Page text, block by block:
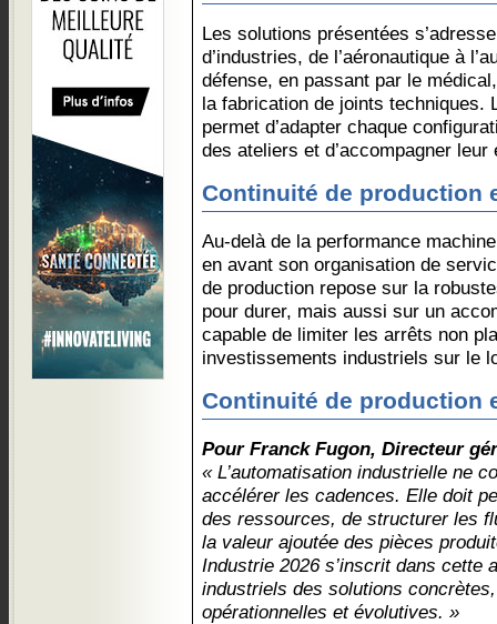
Les solutions présentées
d’industries, de l’aéronautique à
défense, en passant par le
la fabrication de joints techniques.
permet d’adapter chaque
des ateliers et d’accompagner
Continuité de production
Au-delà de la performance
en avant son organisation de
de production repose sur la
pour durer, mais aussi sur un
capable de limiter les arrêts non
investissements industriels sur le
Continuité de production
Pour Franck Fugon, Directeur
« L’automatisation industrielle ne
accélérer les cadences. Elle doit
des ressources, de structurer les
la valeur ajoutée des pièces
Industrie 2026 s’inscrit dans cette
industriels des solutions
opérationnelles et évolutives. »